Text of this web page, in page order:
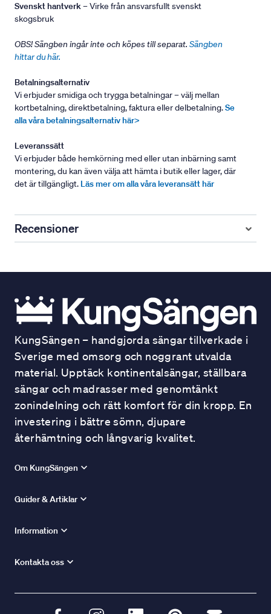
Svenskt hantverk– Virke från ansvarsfullt svenskt
skogsbruk
OBS! Sängben ingår inte och köpes till separat. Sängben
hittar du här.
Betalningsalternativ
Vi erbjuder smidiga och trygga betalningar – välj mellan
kortbetalning, direktbetalning, faktura eller delbetalning.Se
alla våra betalningsalternativ här>
Leveranssätt
Vi erbjuder både hemkörning med eller utan inbärning samt
montering, du kan även välja att hämta i butik eller lager, där
det är tillgängligt. Läs mer om alla våra leveransätt här
Recensioner
KungSängen – handgjorda sängar tillverkade i
Sverige med omsorg och noggrant utvalda
material. Upptäck kontinentalsängar, ställbara
sängar och madrasser med genomtänkt
zonindelning och rätt komfort för din kropp. En
investering i bättre sömn, djupare
återhämtning och långvarig kvalitet.
Om KungSängen
Guider & Artiklar
Information
Kontakta oss